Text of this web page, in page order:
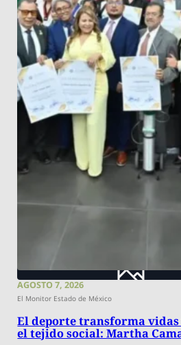
AGOSTO 7, 2026
El Monitor Estado de México
El deporte transforma
el tejido social: Martha